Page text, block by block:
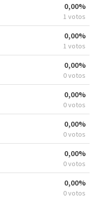
0,00%
1 votos
0,00%
1 votos
0,00%
0 votos
0,00%
0 votos
0,00%
0 votos
0,00%
0 votos
0,00%
0 votos